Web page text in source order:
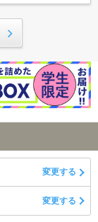
変更する
変更する